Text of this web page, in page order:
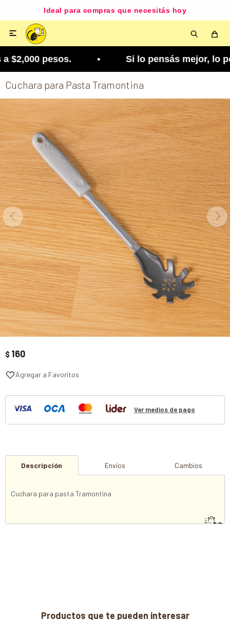
Ideal para compras que necesitás hoy

$2,000 pesos. • Si lo pensás mejor, lo
Cuchara para Pasta Tramontina
$ 160
Ver medios de pago
Descripción Envíos Cambios
Cuchara para pasta Tramontina
Productos que te pueden interesar